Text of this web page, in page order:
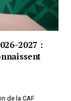
2027 :
de la CAF